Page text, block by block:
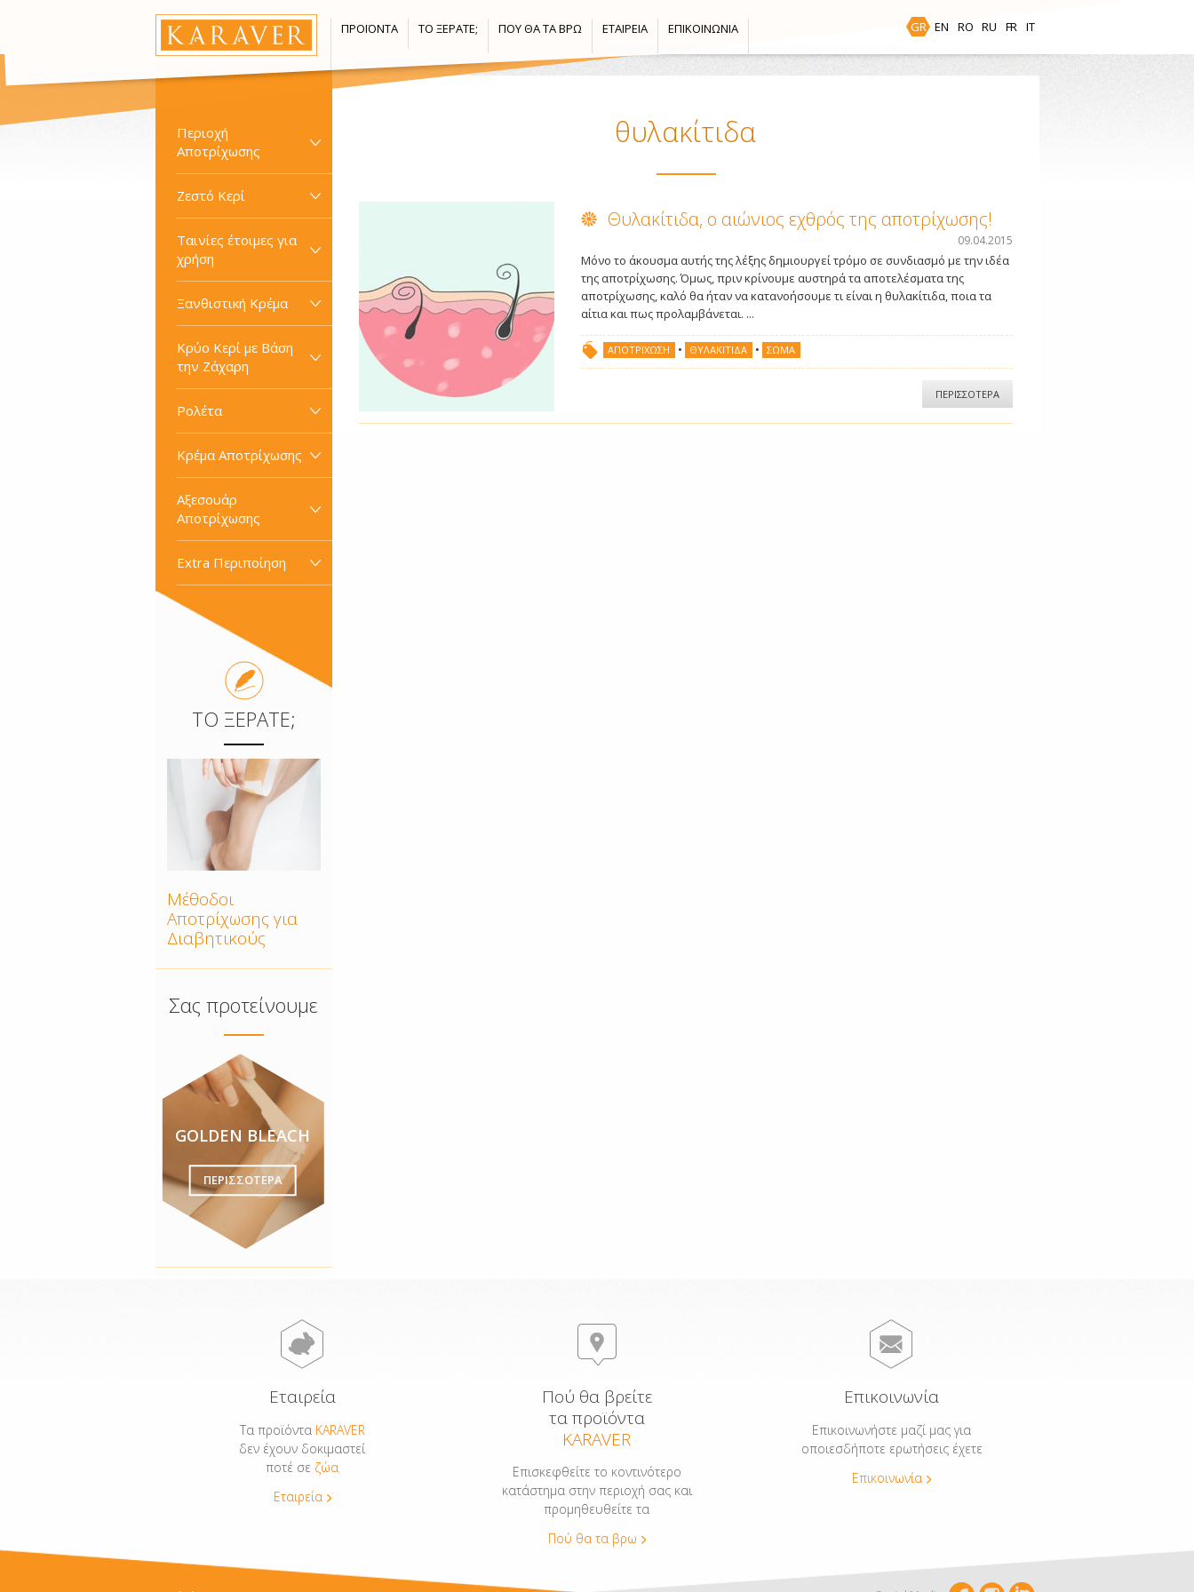
ΠΡΟΪΌΝΤΑ ΤΟ ΞΈΡΑΤΕ; ΠΟΎ ΘΑ ΤΑ ΒΡΩ ΕΤΑΙΡΕΊΑ ΕΠΙΚΟΙΝΩΝΊΑ GR EN RO RU FR IT
θυλακίτιδα
Θυλακίτιδα, ο αιώνιος εχθρός της αποτρίχωσης!
09.04.2015
Μόνο το άκουσμα αυτής της λέξης δημιουργεί τρόμο σε συνδιασμό με την ιδέα
της αποτρίχωσης. Όμως, πριν κρίνουμε αυστηρά τα αποτελέσματα της
αποτρίχωσης, καλό θα ήταν να κατανοήσουμε τι είναι η θυλακίτιδα, ποια τα
αίτια και πως προλαμβάνεται. ...
ΑΠΟΤΡΊΧΩΣΗ • ΘΥΛΑΚΊΤΙΔΑ • ΣΏΜΑ
ΠΕΡΙΣΣΟΤΕΡΑ
Περιοχή
Αποτρίχωσης
Ζεστό Κερί
Ταινίες έτοιμες για
χρήση
Ξανθιστική Κρέμα
Κρύο Κερί με Βάση
την Ζάχαρη
Ρολέτα
Κρέμα Αποτρίχωσης
Αξεσουάρ
Αποτρίχωσης
Extra Περιποίηση
ΤΟ ΞΈΡΑΤΕ;
Μέθοδοι
Αποτρίχωσης για
Διαβητικούς
Σας προτείνουμε
GOLDEN BLEACH
ΠΕΡΙΣΣΟΤΕΡΑ
Εταιρεία
Τα προϊόντα KARAVER
δεν έχουν δοκιμαστεί
ποτέ σε ζώα
Εταιρεία
Πού θα βρείτε
τα προϊόντα
KARAVER
Επισκεφθείτε το κοντινότερο
κατάστημα στην περιοχή σας και
προμηθευθείτε τα
Πού θα τα βρω
Επικοινωνία
Επικοινωνήστε μαζί μας για
οποιεσδήποτε ερωτήσεις έχετε
Επικοινωνία